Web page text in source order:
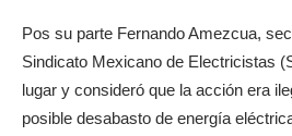
Pos su parte Fernando Amezcua,
Sindicato Mexicano de Electricistas
lugar y consideró que la acción era
posible desabasto de energía